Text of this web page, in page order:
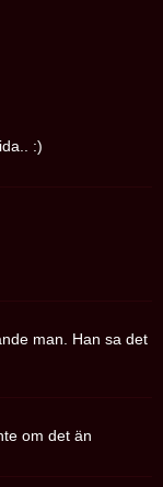
:)
man. Han sa det
om det än